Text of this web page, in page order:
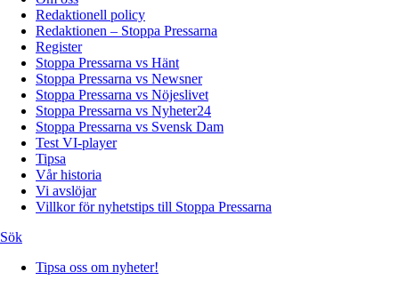
Redaktionell policy
Redaktionen – Stoppa Pressarna
Register
Stoppa Pressarna vs Hänt
Stoppa Pressarna vs Newsner
Stoppa Pressarna vs Nöjeslivet
Stoppa Pressarna vs Nyheter24
Stoppa Pressarna vs Svensk Dam
Test VI-player
Tipsa
Vår historia
Vi avslöjar
Villkor för nyhetstips till Stoppa Pressarna
Sök
Tipsa oss om nyheter!